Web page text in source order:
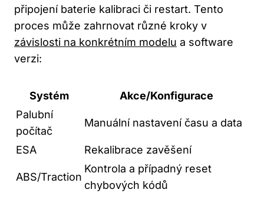
připojení baterie kalibraci či restart. Tento
proces může zahrnovat různé kroky v
závislosti na konkrétním modelu a software
verzi:
Systém
Akce/Konfigurace
Palubní
počítač
Manuální nastavení času a data
ESA Rekalibrace zavěšení
ABS/Traction
Kontrola a případný reset
chybových kódů